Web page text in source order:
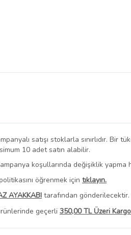
satışı stoklarla sınırlıdır. Bir
10 adet satın alabilir.
koşullarında değişiklik yapma
öğrenmek için tıklayın.
AYAKKABI tarafından gönderilecektir.
geçerli 350,00 TL Üzeri
Ürünlerini Görüntüle